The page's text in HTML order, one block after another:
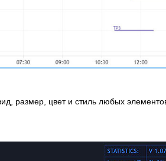
размер, цвет и стиль любых